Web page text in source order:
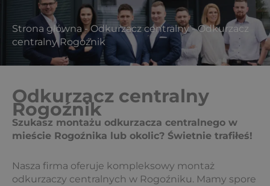
Strona główna -Odkurzacz centralny-Odkurzacz
centralny Rogoźnik
Odkurzacz centralny
Rogoźnik
Szukasz montażu odkurzacza centralnego w
mieście Rogoźnika lub okolic? Świetnie trafiłeś!
Nasza firma oferuje kompleksowy montaż
odkurzaczy centralnych w Rogoźniku. Mamy spore